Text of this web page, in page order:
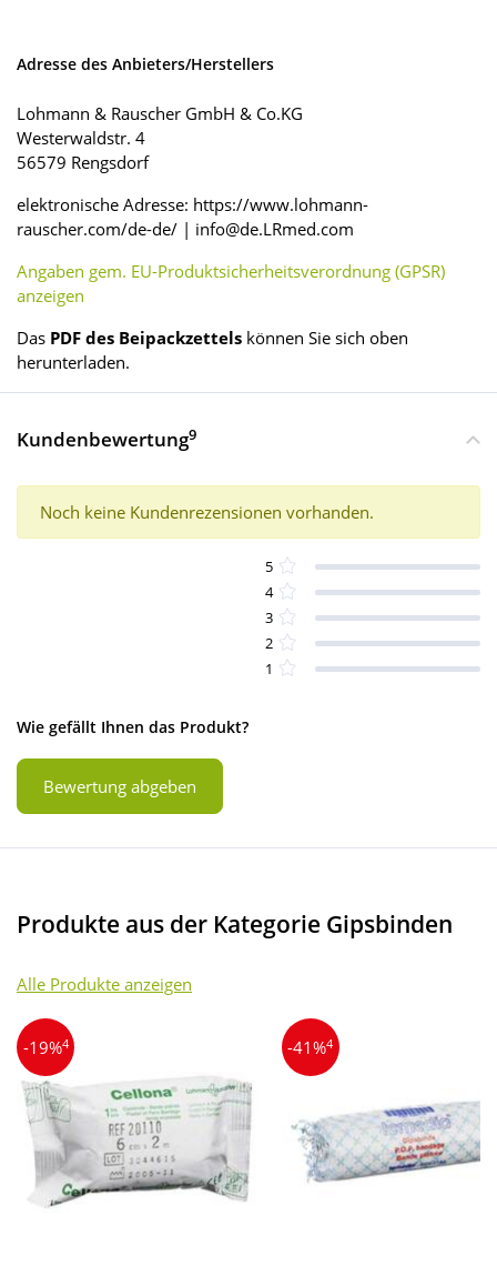
Adresse des Anbieters/Herstellers
Lohmann & Rauscher GmbH & Co.KG
Westerwaldstr. 4
56579 Rengsdorf
elektronische Adresse: https://www.lohmann-
rauscher.com/de-de/ | info@de.LRmed.com
Angaben gem. EU-Produktsicherheitsverordnung (GPSR)
anzeigen
Das PDF des Beipackzettels können Sie sich oben
herunterladen.
Kundenbewertung9
Noch keine Kundenrezensionen vorhanden.
5
4
3
2
1
Wie gefällt Ihnen das Produkt?
Bewertung abgeben
Produkte aus der Kategorie Gipsbinden
Alle Produkte anzeigen
-19%4 -41%4